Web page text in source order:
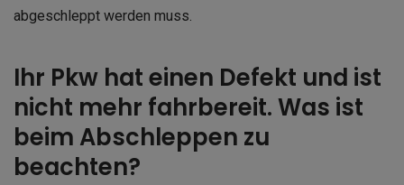
abgeschleppt werden muss.
Ihr Pkw hat einen Defekt und ist
nicht mehr fahrbereit. Was ist
beim Abschleppen zu
beachten?